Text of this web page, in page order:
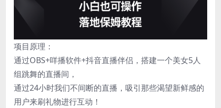
项目原理：
通过OBS+咩播软件+抖音直播伴侣，搭建一个美女5人
组跳舞的直播间，
通过24小时我们不间断的直播，吸引那些渴望新鲜感的
用户来刷礼物进行互动！